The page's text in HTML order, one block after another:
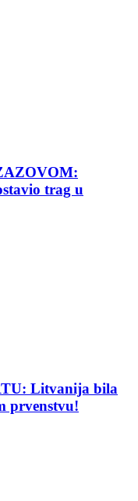
trag u
Litvanija bila
prvenstvu!